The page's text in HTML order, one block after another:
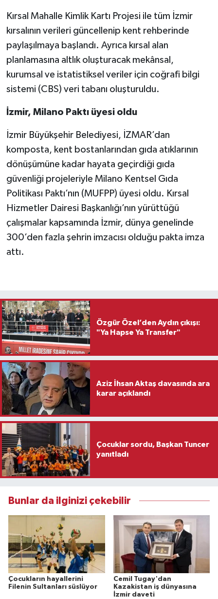
Kırsal Mahalle Kimlik Kartı Projesi ile tüm İzmir
kırsalının verileri güncellenip kent rehberinde
paylaşılmaya başlandı. Ayrıca kırsal alan
planlamasına altlık oluşturacak mekânsal,
kurumsal ve istatistiksel veriler için coğrafi bilgi
sistemi (CBS) veri tabanı oluşturuldu.
İzmir, Milano Paktı üyesi oldu
İzmir Büyükşehir Belediyesi, İZMAR’dan
komposta, kent bostanlarından gıda atıklarının
dönüşümüne kadar hayata geçirdiği gıda
güvenliği projeleriyle Milano Kentsel Gıda
Politikası Paktı’nın (MUFPP) üyesi oldu. Kırsal
Hizmetler Dairesi Başkanlığı’nın yürüttüğü
çalışmalar kapsamında İzmir, dünya genelinde
300’den fazla şehrin imzacısı olduğu pakta imza
attı.
Özgür Özel’den Aydın çıkışı:
"Ya Hapse Ya Transfer"
Aziz İhsan Aktaş davasında ara
karar açıklandı
Çocuklar sordu, Başkan Tuncer
yanıtladı
Bunlar da ilginizi çekebilir
Çocukların hayallerini
Filenin Sultanları süslüyor
Cemil Tugay'dan
Kazakistan iş dünyasına
İzmir daveti